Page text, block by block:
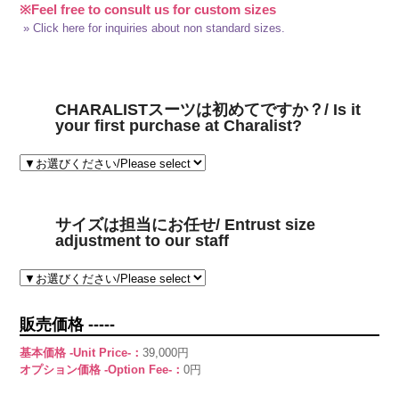
※Feel free to consult us for custom sizes
» Click here for inquiries about non standard sizes.
CHARALISTスーツは初めてですか？/ Is it
your first purchase at Charalist?
サイズは担当にお任せ/ Entrust size
adjustment to our staff
販売価格 -----
基本価格 -Unit Price-：39,000円
オプション価格 -Option Fee-：0円